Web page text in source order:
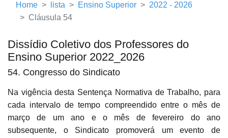
Home lista Ensino Superior
2022 - 2026
Cláusula 54
Dissídio Coletivo dos Professores do
Ensino Superior 2022_2026
54. Congresso do Sindicato
Na vigência desta Sentença Normativa de Trabalho, para
cada intervalo de tempo compreendido entre o mês de
março de um ano e o mês de fevereiro do ano
subsequente, o Sindicato promoverá um evento de